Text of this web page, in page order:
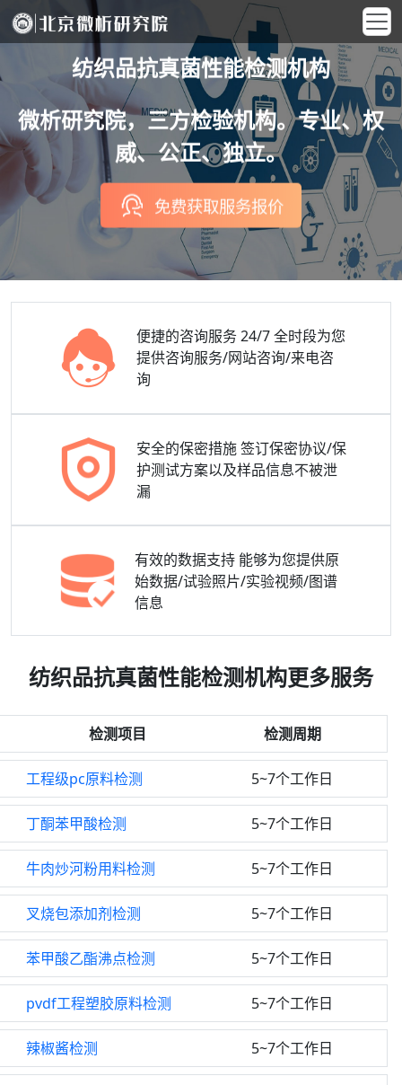
纺织品抗真菌性能检测机构
微析研究院，三方检验机构。专业、权
威、公正、独立。
免费获取服务报价
便捷的咨询服务24/7 全时段为您
提供咨询服务/网站咨询/来电咨
询
安全的保密措施 签订保密协议/保
护测试方案以及样品信息不被泄
漏
有效的数据支持 能够为您提供原
始数据/试验照片/实验视频/图谱
信息
纺织品抗真菌性能检测机构更多服务
检测项目 检测周期
工程级pc原料检测 5~7个工作日
丁酮苯甲酸检测 5~7个工作日
牛肉炒河粉用料检测 5~7个工作日
叉烧包添加剂检测 5~7个工作日
苯甲酸乙酯沸点检测 5~7个工作日
pvdf工程塑胶原料检测 5~7个工作日
辣椒酱检测 5~7个工作日